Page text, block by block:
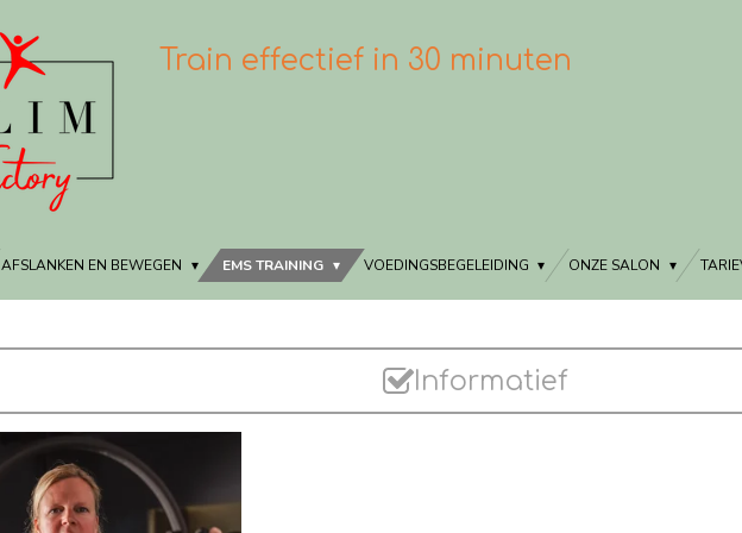
Train effectief in 30 minuten
AFSLANKEN EN BEWEGEN EMS TRAINING VOEDINGSBEGELEIDING ONZE SALON
Informatief